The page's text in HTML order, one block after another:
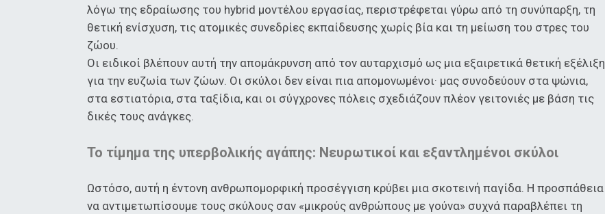
λόγω της εδραίωσης του hybrid μοντέλου εργασίας, περιστρέφεται γύρω από τη συνύπαρξη, τη
θετική ενίσχυση, τις ατομικές συνεδρίες εκπαίδευσης χωρίς βία και τη μείωση του στρες του
ζώου.
Οι ειδικοί βλέπουν αυτή την απομάκρυνση από τον αυταρχισμό ως μια εξαιρετικά θετική εξέλιξη
για την ευζωία των ζώων. Οι σκύλοι δεν είναι πια απομονωμένοι· μας συνοδεύουν στα ψώνια,
στα εστιατόρια, στα ταξίδια, και οι σύγχρονες πόλεις σχεδιάζουν πλέον γειτονιές με βάση τις
δικές τους ανάγκες.
Το τίμημα της υπερβολικής αγάπης: Νευρωτικοί και εξαντλημένοι σκύλοι
Ωστόσο, αυτή η έντονη ανθρωπομορφική προσέγγιση κρύβει μια σκοτεινή παγίδα. Η προσπάθεια
να αντιμετωπίσουμε τους σκύλους σαν «μικρούς ανθρώπους με γούνα» συχνά παραβλέπει τη